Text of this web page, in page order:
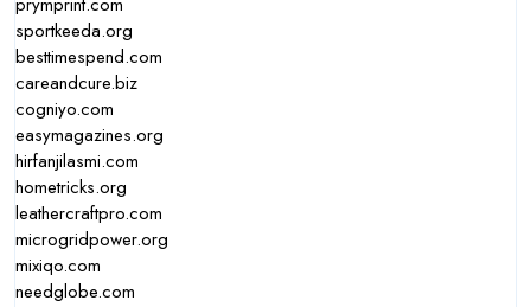
sportkeeda.org
besttimespend.com
careandcure.biz
cogniyo.com
easymagazines.org
hirfanjilasmi.com
hometricks.org
leathercraftpro.com
microgridpower.org
mixiqo.com
needglobe.com